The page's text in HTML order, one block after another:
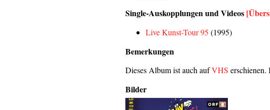
Single-Auskopplungen und Videos
Live Kunst-Tour 95 (1995)
Bemerkungen
Dieses Album ist auch aufVHS
Bilder